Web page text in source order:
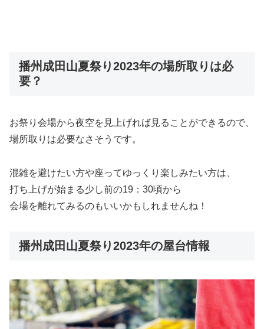
播州成田山夏祭り2023年の場所取りは必
要？
お祭り会場から夜空を見上げれば見ることができるので、
場所取りは必要なさそうです。
混雑を避けたい方や座ってゆっくり楽しみたい方は、
打ち上げが始まる少し前の19：30頃から
会場を離れてみるのもいいかもしれませんね！
播州成田山夏祭り2023年の屋台情報